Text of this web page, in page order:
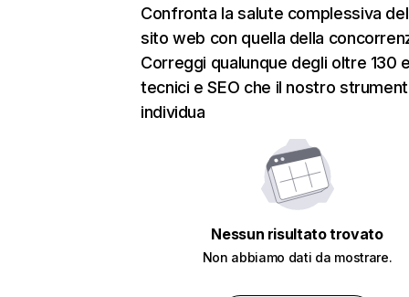
Confronta la salute complessiva
sito web con quella della
Correggi qualunque degli oltre 130
tecnici e SEO che il nostro
individua
Nessun risultato trovato
Non abbiamo dati da mostrare.